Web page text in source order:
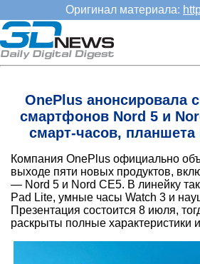
Оригинал материала:
OnePlus анонсировала
смартфонов Nord 5 и
смарт-часов,
Компания OnePlus официально
выходе пяти новых продуктов,
— Nord 5 и Nord CE5. В линейку
Pad Lite, умные часы Watch 3 и
Презентация состоится 8 июля,
раскрыты полные характеристики